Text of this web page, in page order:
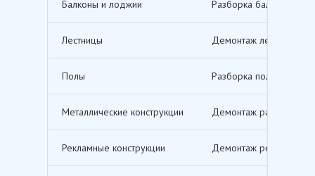
Балконы и лоджии Разборка балконов и
Лестницы Демонтаж лестничных
Полы Разборка полов,
Металлические конструкции Демонтаж различных
Рекламные конструкции Демонтаж рекламных